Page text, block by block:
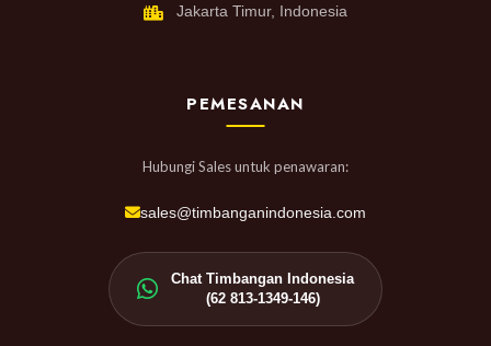
Jakarta Timur, Indonesia
PEMESANAN
Hubungi Sales untuk penawaran:
sales@timbanganindonesia.com
Chat Timbangan Indonesia
(62 813-1349-146)